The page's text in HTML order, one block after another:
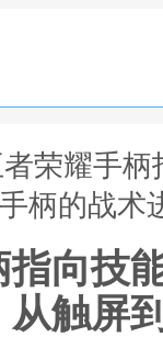
荣耀手柄
柄的战术
向技
从触屏